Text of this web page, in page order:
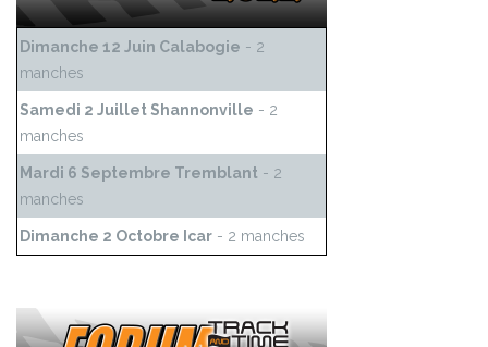
Dimanche 12 Juin Calabogie - 2
manches
Samedi 2 Juillet Shannonville - 2
manches
Mardi 6 Septembre Tremblant - 2
manches
Dimanche 2 Octobre Icar - 2 manches